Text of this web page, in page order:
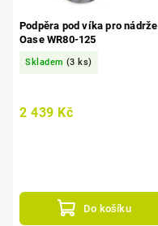
Podpěra pod víka pro nádrže
Oase WR80-125
Skladem (3 ks)
2 439 Kč
Do košíku